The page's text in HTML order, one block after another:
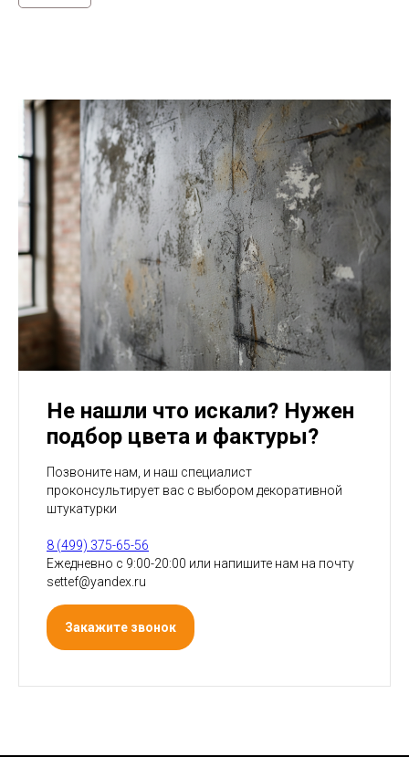
Не нашли что искали? Нужен
подбор цвета и фактуры?
Позвоните нам, и наш специалист
проконсультирует вас с выбором декоративной
штукатурки
8 (499) 375-65-56
Ежедневно с 9:00-20:00 или напишите нам на почту
settef@yandex.ru
Закажите звонок